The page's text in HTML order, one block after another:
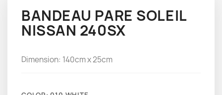
BANDEAU PARE SOLEIL
NISSAN 240SX
Dimension: 140cm x 25cm